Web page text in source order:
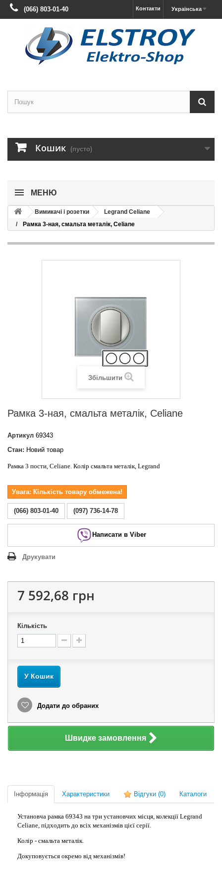
Українська
Контакти
(066) 803-01-40
Кошик (пусто)
МЕНЮ
Вимикачі і розетки
Legrand Celiane
Рамка 3-ная, смальта металік, Celiane
Збільшити
Рамка 3-ная, смальта металік, Celiane
Артикул 69343
Стан: Новий товар
Рамка 3 пости, Celiane. Колір смальта металік, Legrand
Увага: Кількість товару обмежена!
(066) 803-01-40 (097) 736-14-78
Написати в Viber
Друкувати
7 592,68 грн
Кількість
У Кошик
Додати до обраних
Швидке замовлення
Інформація Характеристики Відгуки (0) Каталоги
Установча рамка 69343 на три установчих місця, колекції Legrand
Celiane, підходить до всіх механізмів цієї серії.
Колір - смальта металік.
Докуповується окремо від механізмів!